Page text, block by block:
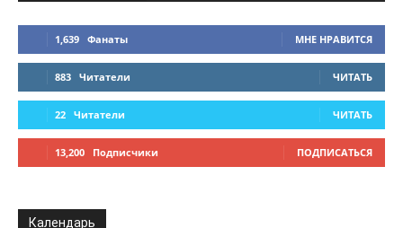
1,639 Фанаты МНЕ НРАВИТСЯ
883 Читатели ЧИТАТЬ
22 Читатели ЧИТАТЬ
13,200 Подписчики ПОДПИСАТЬСЯ
Календарь